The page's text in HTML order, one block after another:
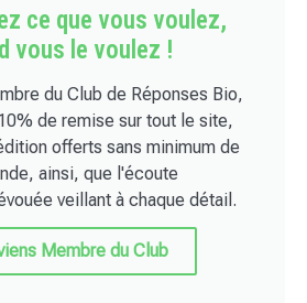
ce que vous voulez,
vous le voulez !
du Club de Réponses Bio,
de remise sur tout le site,
offerts sans minimum de
ainsi, que l'écoute
veillant à chaque détail.
Membre du Club